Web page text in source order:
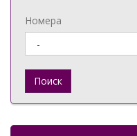
Номера
Поиск